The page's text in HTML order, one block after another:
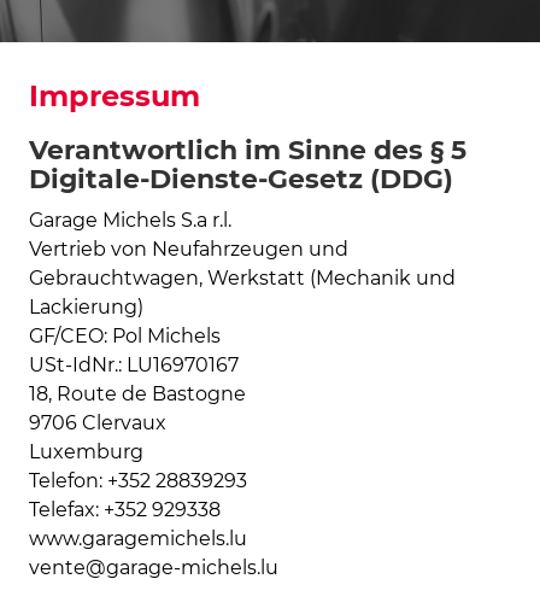
Impressum
Verantwortlich im Sinne des § 5
Digitale-Dienste-Gesetz (DDG)
Garage Michels S.a r.l.
Vertrieb von Neufahrzeugen und
Gebrauchtwagen, Werkstatt (Mechanik und
Lackierung)
GF/CEO: Pol Michels
USt-IdNr.: LU16970167
18, Route de Bastogne
9706 Clervaux
Luxemburg
Telefon: +352 28839293
Telefax: +352 929338
www.garagemichels.lu
vente@garage-michels.lu